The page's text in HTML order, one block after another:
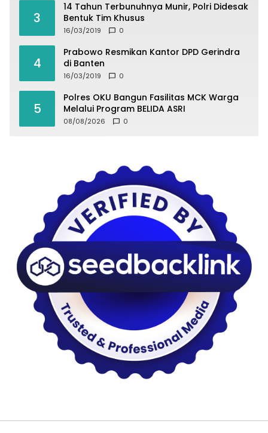
3
14 Tahun Terbunuhnya Munir, Polri Didesak
Bentuk Tim Khusus
16/03/2019 0
4
Prabowo Resmikan Kantor DPD Gerindra
di Banten
16/03/2019 0
5
Polres OKU Bangun Fasilitas MCK Warga
Melalui Program BELIDA ASRI
08/08/2026 0